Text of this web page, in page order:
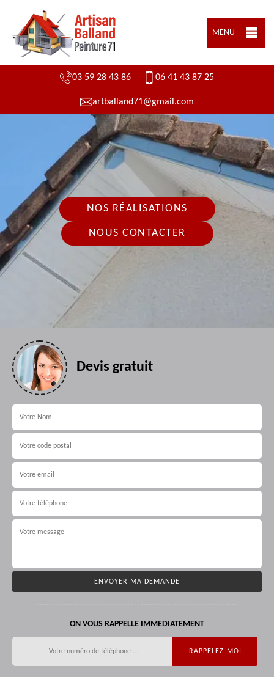
MENU
03 59 28 43 86 06 41 43 87 25
artballand71@gmail.com
NOS RÉALISATIONS
NOUS CONTACTER
Devis gratuit
ON VOUS RAPPELLE IMMEDIATEMENT